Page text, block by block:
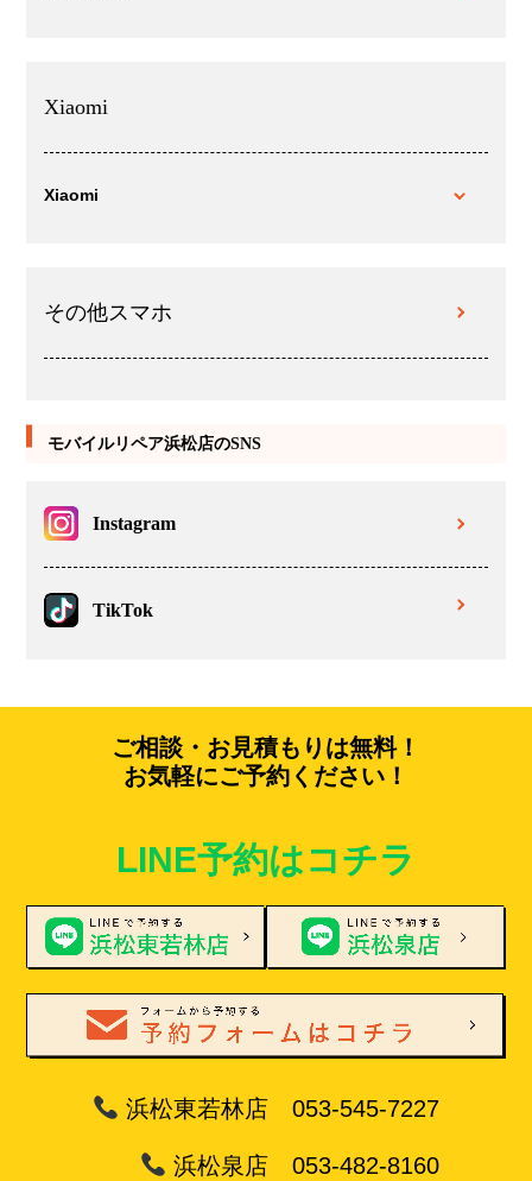
Xiaomi
Xiaomi
その他スマホ
モバイルリペア浜松店のSNS
Instagram
TikTok
ご相談・お見積もりは無料！
お気軽にご予約ください！
LINE予約はコチラ
浜松東若林店 053-545-7227
浜松泉店 053-482-8160